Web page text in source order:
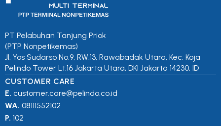
PT Pelabuhan Tanjung Priok
(PTP Nonpetikemas)
Jl. Yos Sudarso No.9, RW.13, Rawabadak Utara, Kec. Koja
Pelindo Tower Lt.16 Jakarta Utara, DKI Jakarta 14230, ID
CUSTOMER CARE
E. customer.care@pelindo.co.id
WA. 08111552102
P. 102